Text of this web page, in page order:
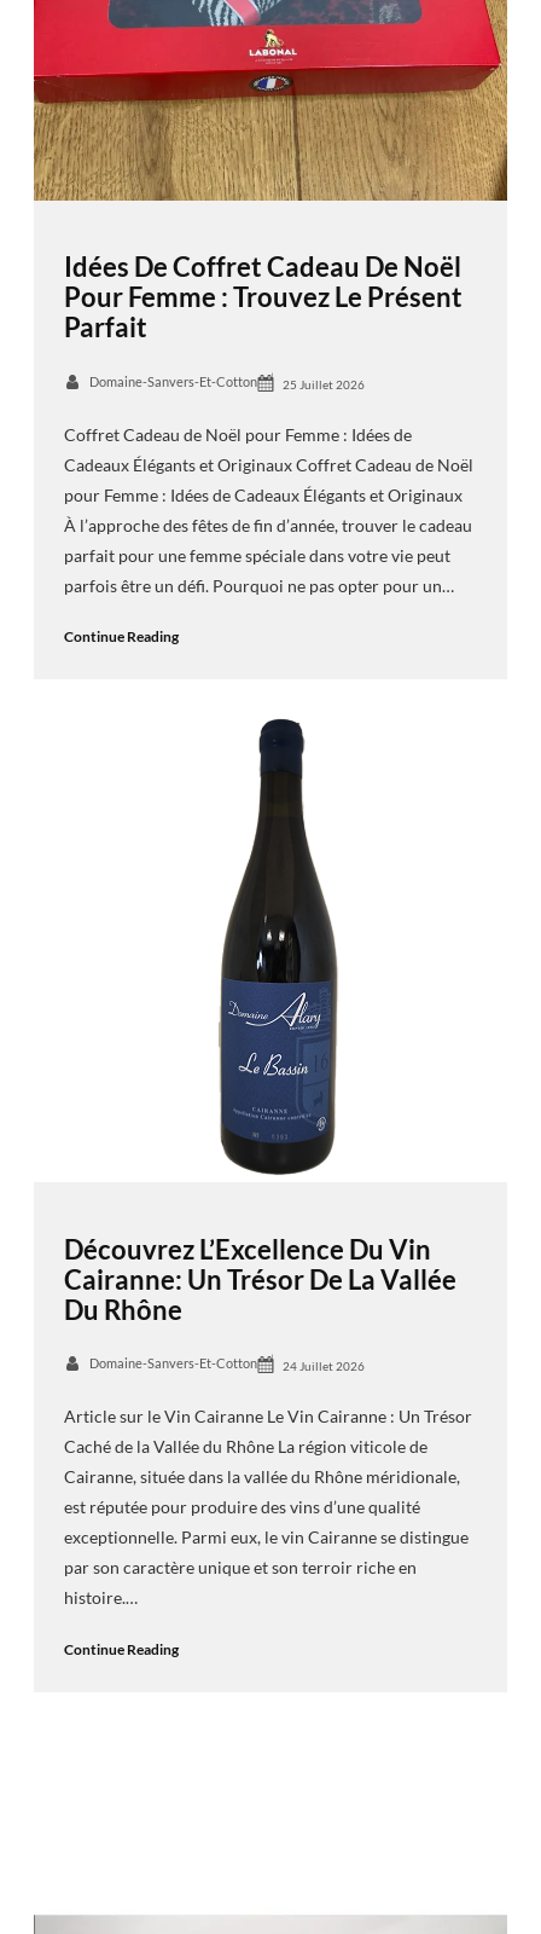
Idées De Coffret Cadeau De Noël
Pour Femme : Trouvez Le Présent
Parfait
Domaine-Sanvers-Et-Cotton 25 Juillet 2026
Coffret Cadeau de Noël pour Femme : Idées de
Cadeaux Élégants et Originaux Coffret Cadeau de Noël
pour Femme : Idées de Cadeaux Élégants et Originaux
À l’approche des fêtes de fin d’année, trouver le cadeau
parfait pour une femme spéciale dans votre vie peut
parfois être un défi. Pourquoi ne pas opter pour un…
Continue Reading
Découvrez L’Excellence Du Vin
Cairanne: Un Trésor De La Vallée
Du Rhône
Domaine-Sanvers-Et-Cotton 24 Juillet 2026
Article sur le Vin Cairanne Le Vin Cairanne : Un Trésor
Caché de la Vallée du Rhône La région viticole de
Cairanne, située dans la vallée du Rhône méridionale,
est réputée pour produire des vins d’une qualité
exceptionnelle. Parmi eux, le vin Cairanne se distingue
par son caractère unique et son terroir riche en
histoire.…
Continue Reading